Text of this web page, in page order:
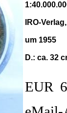
IRO-
um 1955
D.: ca. 32
EUR